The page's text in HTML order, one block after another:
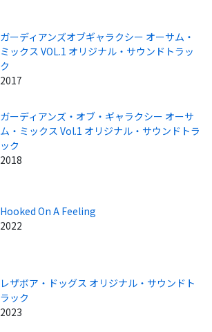
ガーディアンズオブギャラクシー オーサム・
ミックス VOL.1 オリジナル・サウンドトラッ
ク
2017
ガーディアンズ・オブ・ギャラクシー オーサ
ム・ミックス Vol.1 オリジナル・サウンドトラ
ック
2018
Hooked On A Feeling
2022
レザボア・ドッグス オリジナル・サウンドト
ラック
2023